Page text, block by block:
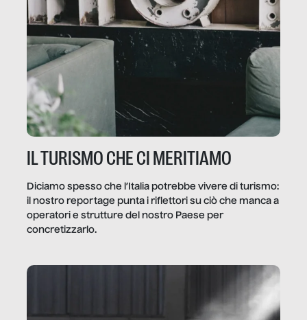
IL TURISMO CHE CI MERITIAMO
Diciamo spesso che l’Italia potrebbe vivere di turismo:
il nostro reportage punta i riflettori su ciò che manca a
operatori e strutture del nostro Paese per
concretizzarlo.